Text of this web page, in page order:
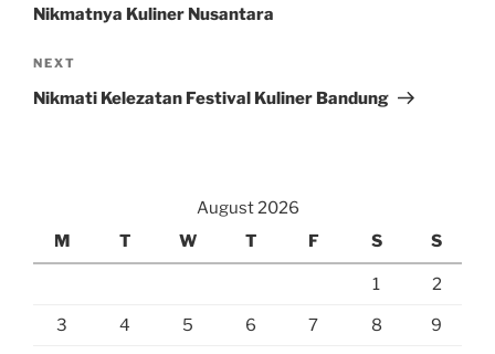
Nikmatnya Kuliner Nusantara
Next
Post
NEXT
Nikmati Kelezatan Festival Kuliner Bandung
August 2026
M
T W T F S S
1 2
3 4 5 6 7 8 9